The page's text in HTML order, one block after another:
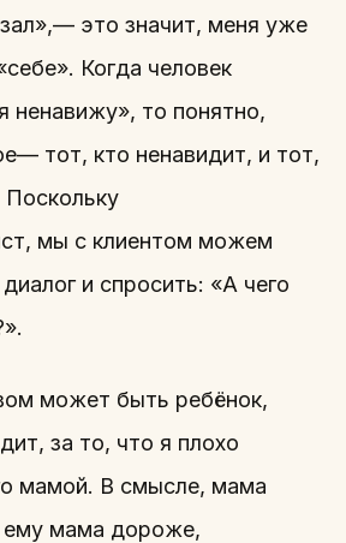
это значит, меня уже
Когда человек
ненавижу», то понятно,
тот, кто ненавидит, и тот,
Поскольку
мы с клиентом можем
и спросить: «А чего
может быть ребёнок,
за то, что я плохо
мамой. В смысле, мама
ему мама дороже,